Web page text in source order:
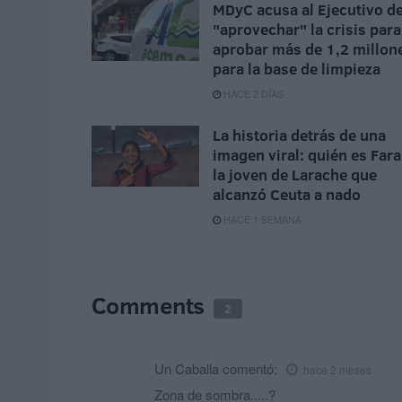
MDyC acusa al Ejecutivo
"aprovechar" la crisis para
aprobar más de 1,2
para la base de limpieza
HACE 2 DÍAS
La historia detrás de una
imagen viral: quién es
la joven de Larache que
alcanzó Ceuta a nado
HACE 1 SEMANA
Comments 2
Un Caballa comentó: hace 2 meses
Zona de sombra.....?